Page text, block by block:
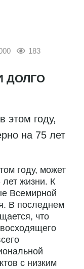
183
ДОЛГО
этом году,
на 75 лет
году, может
лет жизни. К
Всемирной
В последнем
что
с низким